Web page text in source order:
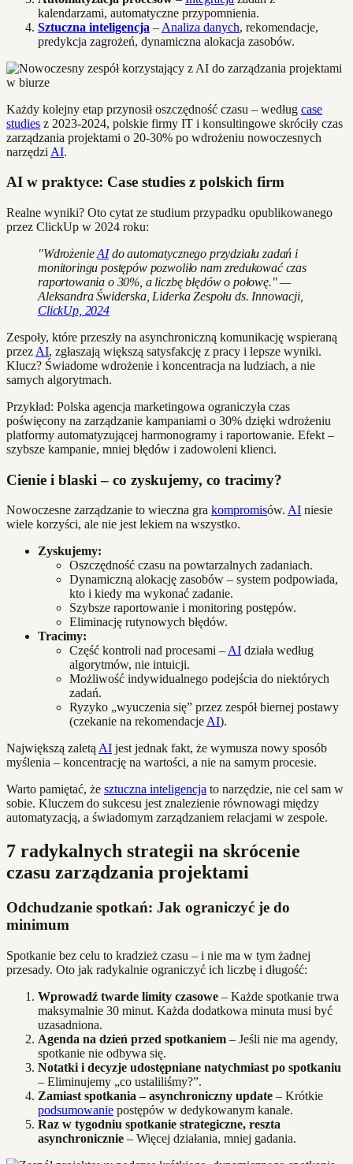
kalendarzami, automatyczne przypomnienia.
Sztuczna inteligencja – Analiza danych, rekomendacje,
predykcja zagrożeń, dynamiczna alokacja zasobów.
Każdy kolejny etap przynosił oszczędność czasu – według case
studies z 2023-2024, polskie firmy IT i konsultingowe skróciły czas
zarządzania projektami o 20-30% po wdrożeniu nowoczesnych
narzędzi AI.
AI w praktyce: Case studies z polskich firm
Realne wyniki? Oto cytat ze studium przypadku opublikowanego
przez ClickUp w 2024 roku:
"WdrożenieAIdo automatycznego przydziału zadań i
monitoringu postępów pozwoliło nam zredukować czas
raportowania o 30%, a liczbę błędów o połowę." —
Aleksandra Świderska, Liderka Zespołu ds. Innowacji,
ClickUp, 2024
Zespoły, które przeszły na asynchroniczną komunikację wspieraną
przez AI, zgłaszają większą satysfakcję z pracy i lepsze wyniki.
Klucz? Świadome wdrożenie i koncentracja na ludziach, a nie
samych algorytmach.
Przykład: Polska agencja marketingowa ograniczyła czas
poświęcony na zarządzanie kampaniami o 30% dzięki wdrożeniu
platformy automatyzującej harmonogramy i raportowanie. Efekt –
szybsze kampanie, mniej błędów i zadowoleni klienci.
Cienie i blaski – co zyskujemy, co tracimy?
Nowoczesne zarządzanie to wieczna gra kompromisów. AI niesie
wiele korzyści, ale nie jest lekiem na wszystko.
Zyskujemy:
Oszczędność czasu na powtarzalnych zadaniach.
Dynamiczną alokację zasobów – system podpowiada,
kto i kiedy ma wykonać zadanie.
Szybsze raportowanie i monitoring postępów.
Eliminację rutynowych błędów.
Tracimy:
Część kontroli nad procesami –AI działa według
algorytmów, nie intuicji.
Możliwość indywidualnego podejścia do niektórych
zadań.
Ryzyko „wyuczenia się” przez zespół biernej postawy
(czekanie na rekomendacjeAI).
Największą zaletąAI jest jednak fakt, że wymusza nowy sposób
myślenia – koncentrację na wartości, a nie na samym procesie.
Warto pamiętać, że sztuczna inteligencja to narzędzie, nie cel sam w
sobie. Kluczem do sukcesu jest znalezienie równowagi między
automatyzacją, a świadomym zarządzaniem relacjami w zespole.
7 radykalnych strategii na skrócenie
czasu zarządzania projektami
Odchudzanie spotkań: Jak ograniczyć je do
minimum
Spotkanie bez celu to kradzież czasu – i nie ma w tym żadnej
przesady. Oto jak radykalnie ograniczyć ich liczbę i długość:
Wprowadź twarde limity czasowe – Każde spotkanie trwa
maksymalnie 30 minut. Każda dodatkowa minuta musi być
uzasadniona.
Agenda na dzień przed spotkaniem – Jeśli nie ma agendy,
spotkanie nie odbywa się.
Notatki i decyzje udostępniane natychmiast po spotkaniu
– Eliminujemy „co ustaliliśmy?”.
Zamiast spotkania – asynchroniczny update – Krótkie
podsumowanie postępów w dedykowanym kanale.
Raz w tygodniu spotkanie strategiczne, reszta
asynchronicznie – Więcej działania, mniej gadania.